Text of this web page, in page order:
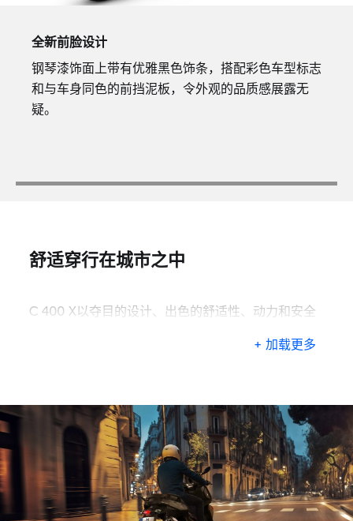
全新前脸设计
钢琴漆饰面上带有优雅黑色饰条，搭配彩色车型标志
和与车身同色的前挡泥板，令外观的品质感展露无
疑。
舒适穿行在城市之中
C 400 X以夺目的设计、出色的舒适性、动力和安全
+ 加载更多